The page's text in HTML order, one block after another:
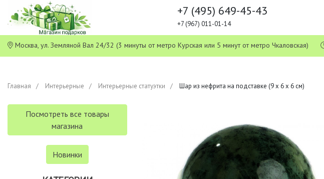
+7 (495) 649-45-43
+7 (967) 011-01-14
Москва, ул. Земляной Вал 24/32 (3 минуты от метро Курская или 5 минут от метро Чкаловская)
Главная Интерьерные Интерьерные статуэтки Шар из нефрита на подставке (9 х 6 х 6 см)
Посмотреть все товары
магазина
Новинки